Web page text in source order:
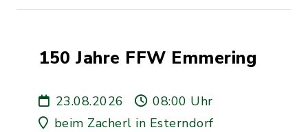
150 Jahre FFW Emmering
23.08.2026
08:00 Uhr
beim Zacherl in Esterndorf